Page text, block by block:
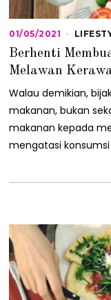
01/05/2021 0
0
/
0
1
Berhenti
Melawan
Walau demikian,
makanan, bukan
makanan kepada
mengatasi